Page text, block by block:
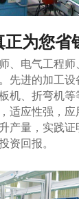
正为您省
、电气工程
先进的加工设
机、折弯机等
适应性强，
产量，实践
资回报。